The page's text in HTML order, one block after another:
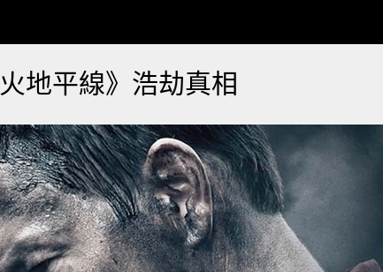
地平線》浩劫真相